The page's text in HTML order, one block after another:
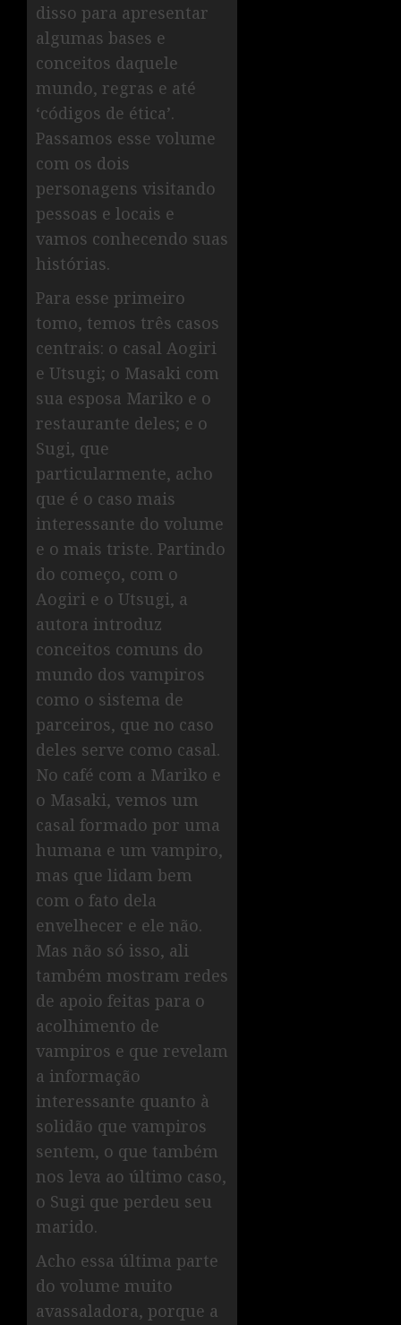
disso para apresentar
algumas bases e
conceitos daquele
mundo, regras e até
‘códigos de ética’.
Passamos esse volume
com os dois
personagens visitando
pessoas e locais e
vamos conhecendo suas
histórias.
Para esse primeiro
tomo, temos três casos
centrais: o casal Aogiri
e Utsugi; o Masaki com
sua esposa Mariko e o
restaurante deles; e o
Sugi, que
particularmente, acho
que é o caso mais
interessante do volume
e o mais triste. Partindo
do começo, com o
Aogiri e o Utsugi, a
autora introduz
conceitos comuns do
mundo dos vampiros
como o sistema de
parceiros, que no caso
deles serve como casal.
No café com a Mariko e
o Masaki, vemos um
casal formado por uma
humana e um vampiro,
mas que lidam bem
com o fato dela
envelhecer e ele não.
Mas não só isso, ali
também mostram redes
de apoio feitas para o
acolhimento de
vampiros e que revelam
a informação
interessante quanto à
solidão que vampiros
sentem, o que também
nos leva ao último caso,
o Sugi que perdeu seu
marido.
Acho essa última parte
do volume muito
avassaladora, porque a